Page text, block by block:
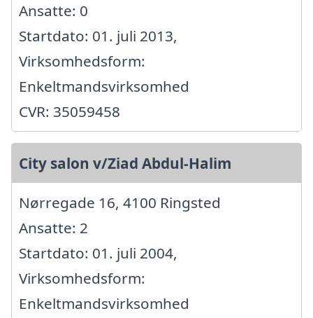
Ansatte: 0
Startdato: 01. juli 2013,
Virksomhedsform:
Enkeltmandsvirksomhed
CVR: 35059458
City salon v/Ziad Abdul-Halim
Nørregade 16, 4100 Ringsted
Ansatte: 2
Startdato: 01. juli 2004,
Virksomhedsform:
Enkeltmandsvirksomhed